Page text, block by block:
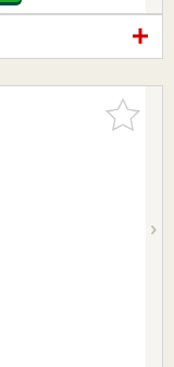
お気に入
りに追加